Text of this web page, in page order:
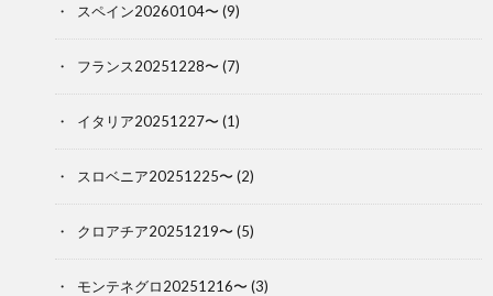
スペイン20260104〜 (9)
フランス20251228〜 (7)
イタリア20251227〜 (1)
スロベニア20251225〜 (2)
クロアチア20251219〜 (5)
モンテネグロ20251216〜 (3)